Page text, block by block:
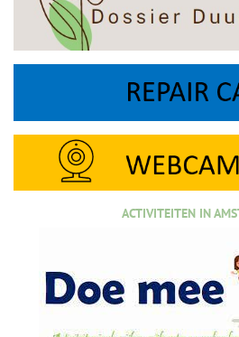
ACTIVITEITEN IN